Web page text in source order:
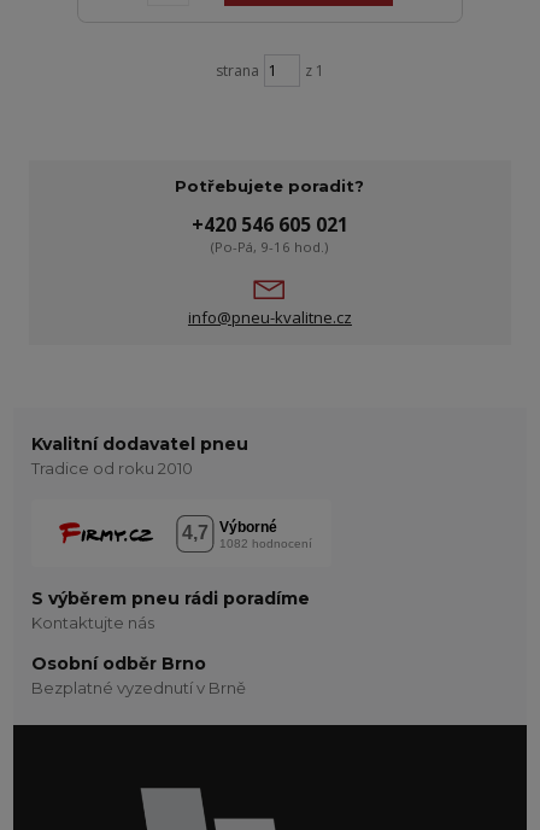
strana z 1
Potřebujete poradit?
+420 546 605 021
(Po-Pá, 9-16 hod.)
info@pneu-kvalitne.cz
Kvalitní dodavatel pneu
Tradice od roku 2010
S výběrem pneu rádi poradíme
Kontaktujte nás
Osobní odběr Brno
Bezplatné vyzednutí v Brně